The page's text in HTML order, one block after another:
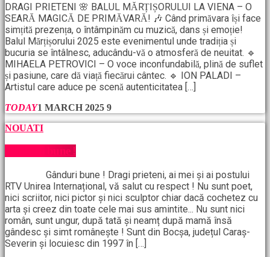
DRAGI PRIETENI 🌸 BALUL MĂRȚIȘORULUI LA VIENA – O
SEARĂ MAGICĂ DE PRIMĂVARĂ! 🎶 Când primăvara își face
simțită prezența, o întâmpinăm cu muzică, dans și emoție!
Balul Mărțișorului 2025 este evenimentul unde tradiția și
bucuria se întâlnesc, aducându-vă o atmosferă de neuitat. 🔹
MIHAELA PETROVICI – O voce inconfundabilă, plină de suflet
și pasiune, care dă viață fiecărui cântec. 🔹 ION PALADI –
Artistul care aduce pe scenă autenticitatea […]
TODAY1 MARCH 2025 9
NOUATI
Gânduri bune !
Gânduri bune ! Dragi prieteni, ai mei și ai postului
RTV Unirea Internațional, vă salut cu respect ! Nu sunt poet,
nici scriitor, nici pictor și nici sculptor chiar dacă cochetez cu
arta și creez din toate cele mai sus amintite... Nu sunt nici
român, sunt ungur, după tată și neamț după mamă însă
gândesc și simt românește ! Sunt din Bocșa, județul Caraș-
Severin și locuiesc din 1997 în […]